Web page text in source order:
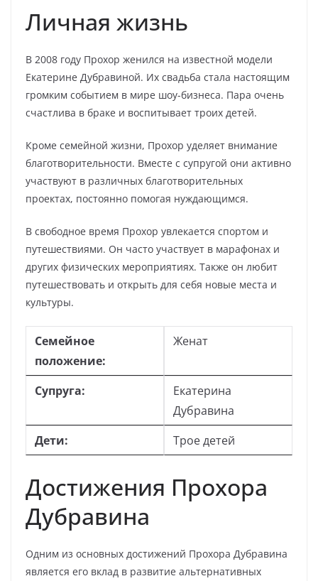
Личная жизнь
В 2008 году Прохор женился на известной модели
Екатерине Дубравиной. Их свадьба стала настоящим
громким событием в мире шоу-бизнеса. Пара очень
счастлива в браке и воспитывает троих детей.
Кроме семейной жизни, Прохор уделяет внимание
благотворительности. Вместе с супругой они активно
участвуют в различных благотворительных
проектах, постоянно помогая нуждающимся.
В свободное время Прохор увлекается спортом и
путешествиями. Он часто участвует в марафонах и
других физических мероприятиях. Также он любит
путешествовать и открыть для себя новые места и
культуры.
Семейное
положение:
Женат
Супруга:
Екатерина
Дубравина
Дети:
Трое детей
Достижения Прохора
Дубравина
Одним из основных достижений Прохора Дубравина
является его вклад в развитие альтернативных